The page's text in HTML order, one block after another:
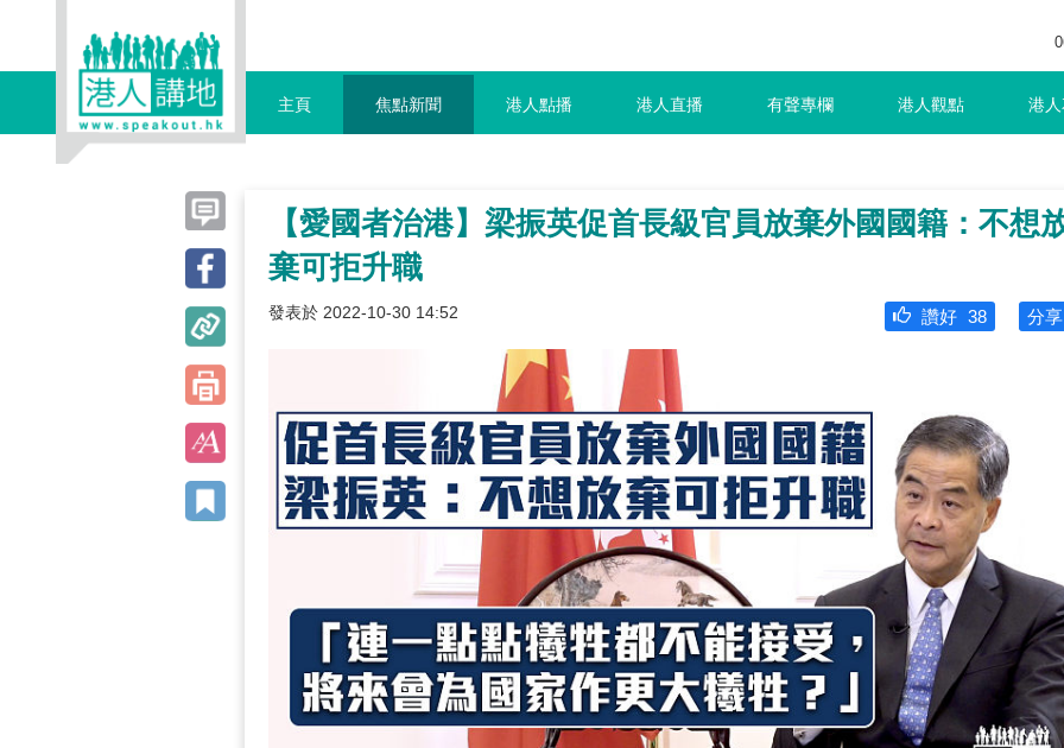
主頁 焦點新聞 港人點播 港人直播 有聲專欄 港人觀點 港
【愛國者治港】梁振英促首長級官員放棄外國國籍：不想
棄可拒升職
發表於 2022-10-30 14:52 分享
讚好 38